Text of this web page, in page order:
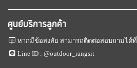
ศูนย์บริการลูกค้า
หากมีข้อสงสัย สามารถติดต่อสอบถามได้ที่
Line ID :@outdoor_rangsit